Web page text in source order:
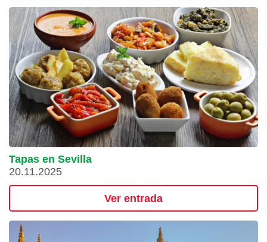
Tapas en Sevilla
20.11.2025
Ver entrada